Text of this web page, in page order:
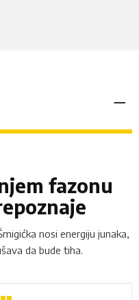
fazonu
nosi energiju junaka,
da bude tiha.